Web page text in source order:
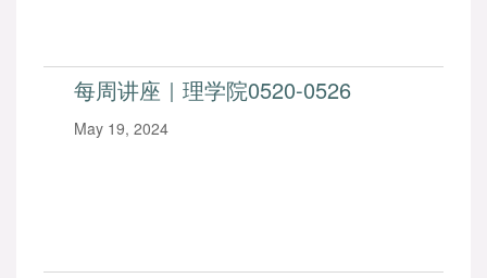
每周讲座｜理学院0520-0526
May 19, 2024